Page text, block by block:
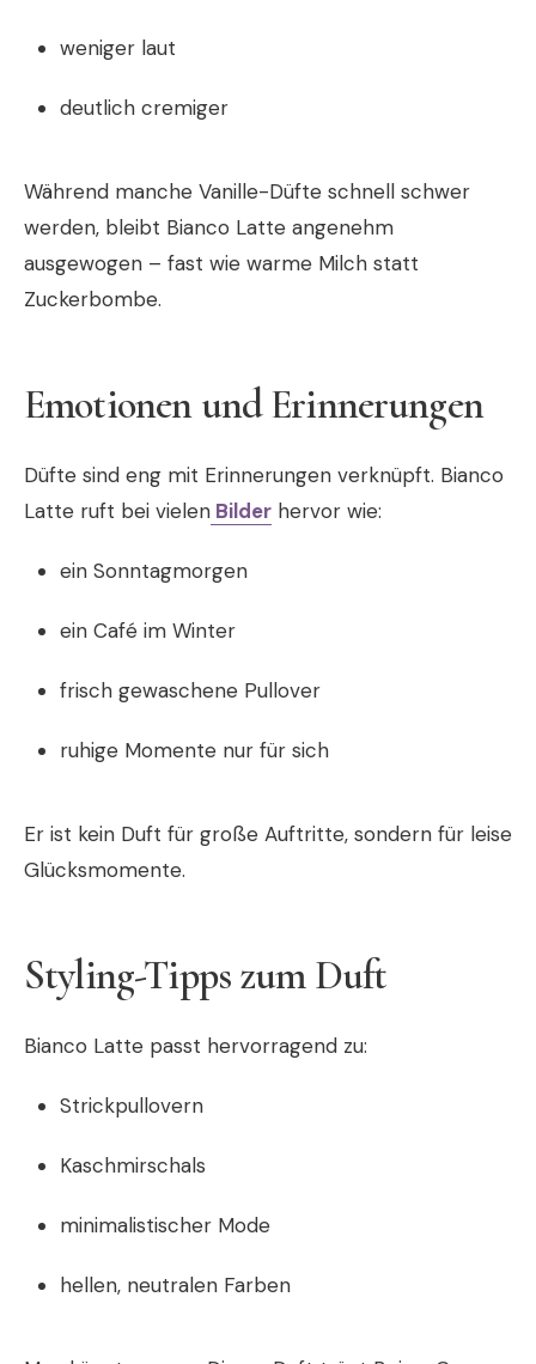
weniger laut
deutlich cremiger
Während manche Vanille-Düfte schnell schwer
werden, bleibt Bianco Latte angenehm
ausgewogen – fast wie warme Milch statt
Zuckerbombe.
Emotionen und Erinnerungen
Düfte sind eng mit Erinnerungen verknüpft. Bianco
Latte ruft bei vielen Bilder hervor wie:
ein Sonntagmorgen
ein Café im Winter
frisch gewaschene Pullover
ruhige Momente nur für sich
Er ist kein Duft für große Auftritte, sondern für leise
Glücksmomente.
Styling-Tipps zum Duft
Bianco Latte passt hervorragend zu:
Strickpullovern
Kaschmirschals
minimalistischer Mode
hellen, neutralen Farben